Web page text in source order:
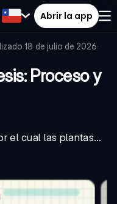
Abrir la app
18 de julio de 2026·
Proceso y
el cual las plantas...